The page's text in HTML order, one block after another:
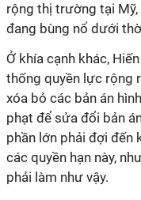
rộng thị trường tại
đang bùng nổ dưới
Ở khía cạnh khác,
thống quyền lực rộng
xóa bỏ các bản án
phạt để sửa đổi bản
phần lớn phải đợi đến
các quyền hạn này,
phải làm như vậy.